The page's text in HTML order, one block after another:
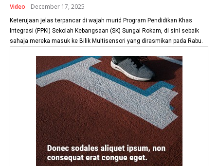
Video December 17, 2025
Keterujaan jelas terpancar di wajah murid Program Pendidikan Khas
Integrasi (PPKI) Sekolah Kebangsaan (SK) Sungai Rokam, di sini sebaik
sahaja mereka masuk ke Bilik Multisensori yang dirasmikan pada Rabu.